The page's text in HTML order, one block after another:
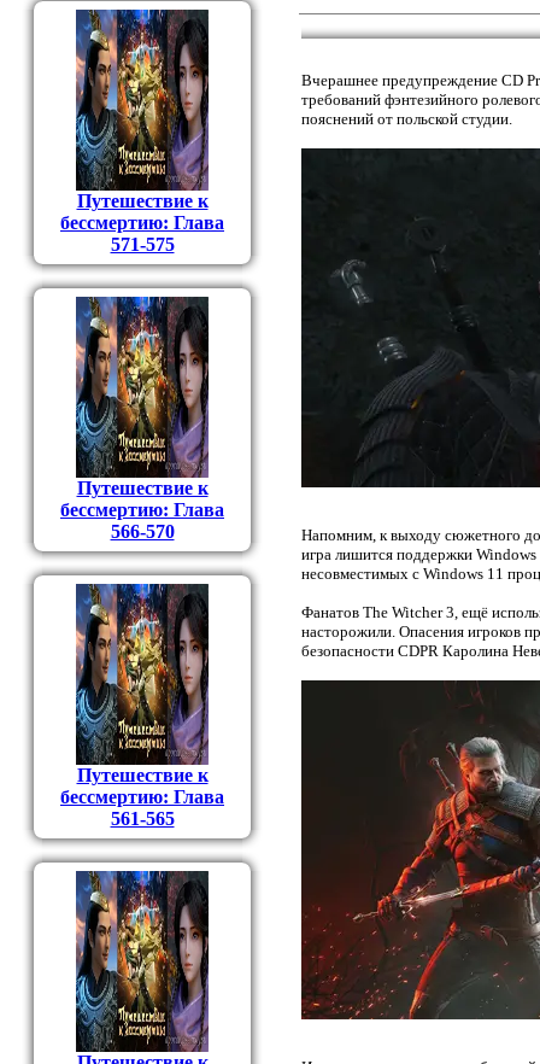
Путешествие к
бессмертию: Глава
571-575
Путешествие к
бессмертию: Глава
566-570
Путешествие к
бессмертию: Глава
561-565
Вчерашнее предупреждение CD
требований фэнтезийного
пояснений от польской студии.
Напомним, к выходу сюжетного
игра лишится поддержки Windows
несовместимых с Windows 11
Фанатов The Witcher 3, ещё
насторожили. Опасения игроков
безопасности CDPR Каролина